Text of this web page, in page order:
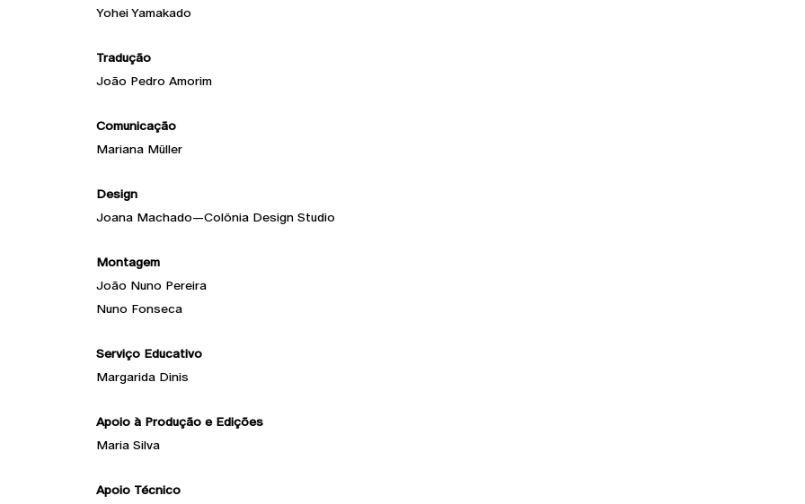
Yohei Yamakado
Tradução
João Pedro Amorim
Comunicação
Mariana Müller
Design
Joana Machado—Colönia Design Studio
Montagem
João Nuno Pereira
Nuno Fonseca
Serviço Educativo
Margarida Dinis
Apoio à Produção e Edições
Maria Silva
Apoio Técnico